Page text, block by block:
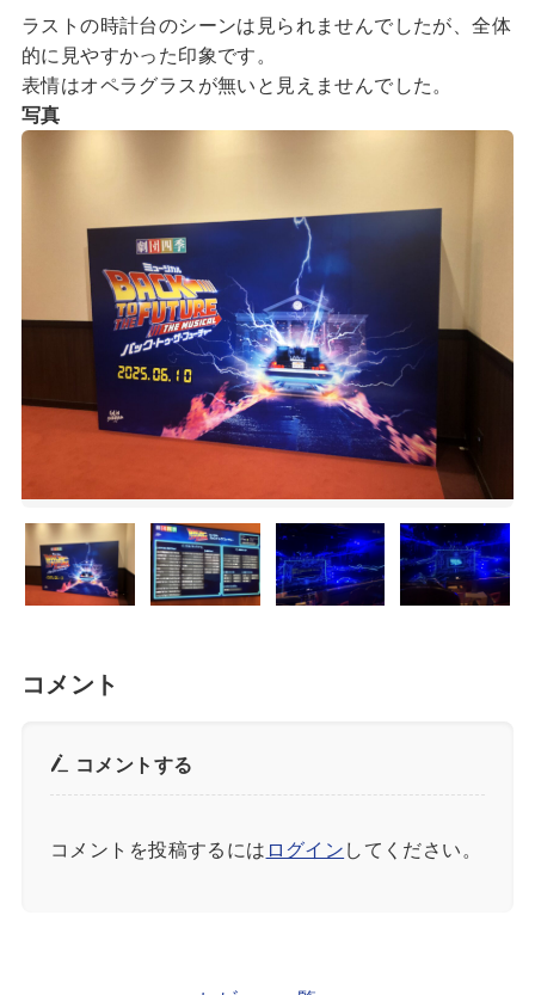
ラストの時計台のシーンは見られませんでしたが、全体
的に見やすかった印象です。
表情はオペラグラスが無いと見えませんでした。
写真
コメント
コメントする
コメントを投稿するには ログイン してください。